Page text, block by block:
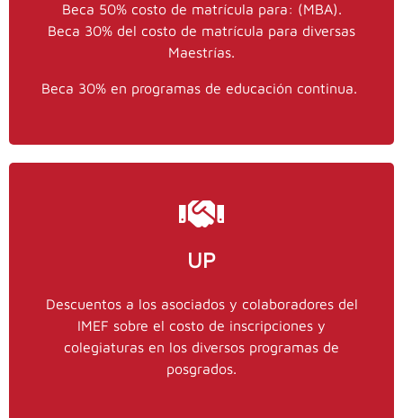
Beca 50% costo de matrícula para: (MBA).
Beca 30% del costo de matrícula para diversas
Maestrías.
Beca 30% en programas de educación continua.
IMEF: Stephanie Tinajero,
stinajero@imef.org.mx
y
55 9151 5100
ext. 0
www.udlapjenkins.mx
UP
Descuentos a los asociados y colaboradores del
IMEF sobre el costo de inscripciones y
colegiaturas en los diversos programas de
posgrados.
Contactos
IMEF: Stephanie Tinajero,
stinajero@imef.org.mx
y
55 9151 5100
ext. 0
UP: Carlos G. Herrera Mendiolea,
cgherrera@up.edu.mx
y